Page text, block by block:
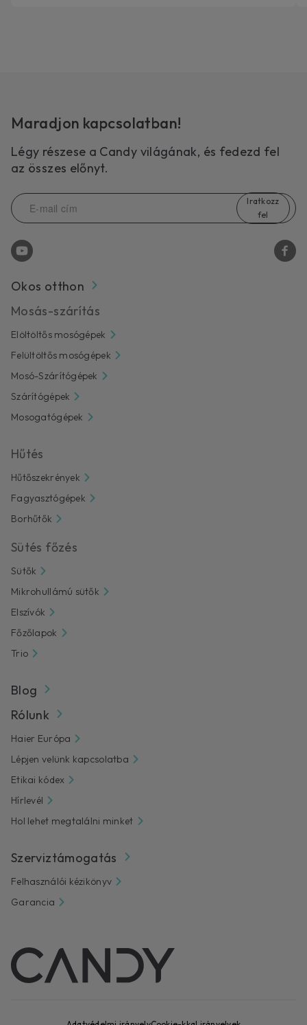
Maradjon kapcsolatban!
Légy részese a Candy világának, és fedezd fel
az összes előnyt.
Iratkozz
fel
Okos otthon
Mosás-szárítás
Elöltöltős mosógépek
Felültöltős mosógépek
Mosó-Szárítógépek
Szárítógépek
Mosogatógépek
Hűtés
Hűtőszekrények
Fagyasztógépek
Borhűtők
Sütés főzés
Sütők
Mikrohullámú sütők
Elszívók
Főzőlapok
Trio
Blog
Rólunk
Haier Európa
Lépjen velünk kapcsolatba
Etikai kódex
Hírlevél
Hol lehet megtalálni minket
Szerviztámogatás
Felhasználói kézikönyv
Garancia